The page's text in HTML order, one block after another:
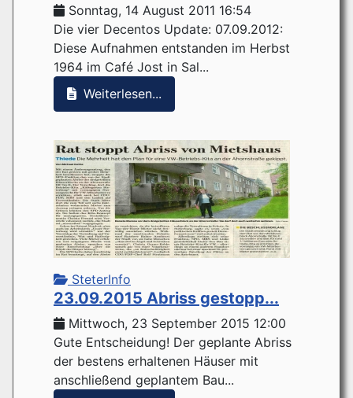
Sonntag, 14 August 2011 16:54
Die vier Decentos Update: 07.09.2012:
Diese Aufnahmen entstanden im Herbst
1964 im Café Jost in Sal...
Weiterlesen...
SteterInfo
23.09.2015 Abriss gestopp...
Mittwoch, 23 September 2015 12:00
Gute Entscheidung! Der geplante Abriss
der bestens erhaltenen Häuser mit
anschließend geplantem Bau...